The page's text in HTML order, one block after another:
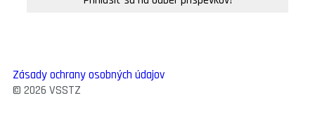
Zásady ochrany osobných údajov
© 2026 VSSTZ